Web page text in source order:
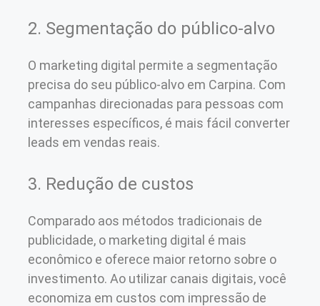
2. Segmentação do público-alvo
O marketing digital permite a segmentação
precisa do seu público-alvo em Carpina. Com
campanhas direcionadas para pessoas com
interesses específicos, é mais fácil converter
leads em vendas reais.
3. Redução de custos
Comparado aos métodos tradicionais de
publicidade, o marketing digital é mais
econômico e oferece maior retorno sobre o
investimento. Ao utilizar canais digitais, você
economiza em custos com impressão de